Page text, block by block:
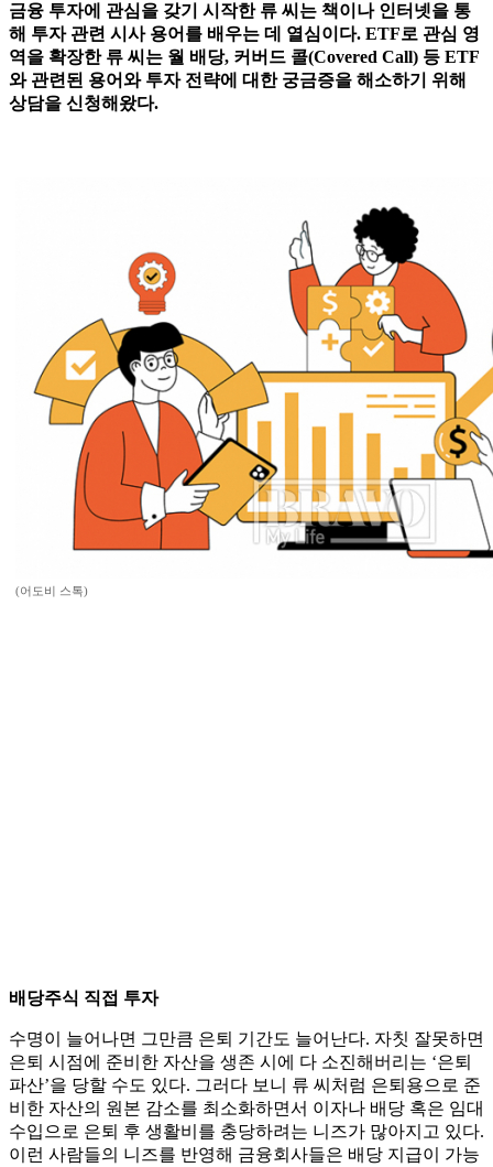
금융 투자에 관심을 갖기 시작한 류 씨는 책이나 인터넷을 통
해 투자 관련 시사 용어를 배우는 데 열심이다. ETF로 관심 영
역을 확장한 류 씨는 월 배당, 커버드 콜(Covered Call) 등 ETF
와 관련된 용어와 투자 전략에 대한 궁금증을 해소하기 위해
상담을 신청해왔다.
(어도비 스톡)
배당주식 직접 투자
수명이 늘어나면 그만큼 은퇴 기간도 늘어난다. 자칫 잘못하면
은퇴 시점에 준비한 자산을 생존 시에 다 소진해버리는 ‘은퇴
파산’을 당할 수도 있다. 그러다 보니 류 씨처럼 은퇴용으로 준
비한 자산의 원본 감소를 최소화하면서 이자나 배당 혹은 임대
수입으로 은퇴 후 생활비를 충당하려는 니즈가 많아지고 있다.
이런 사람들의 니즈를 반영해 금융회사들은 배당 지급이 가능